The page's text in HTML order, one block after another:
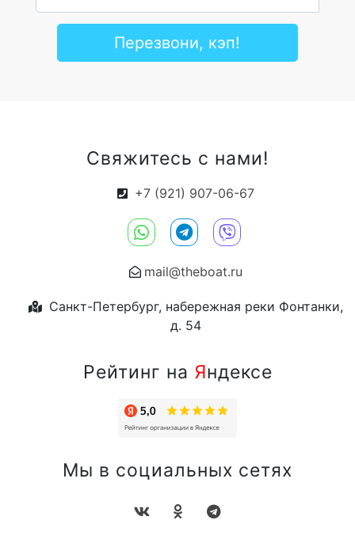
Перезвони, кэп!
Свяжитесь с нами!
+7 (921) 907-06-67
mail@theboat.ru
Санкт-Петербург, набережная реки Фонтанки,
д. 54
Рейтинг на Яндексе
Мы в социальных сетях